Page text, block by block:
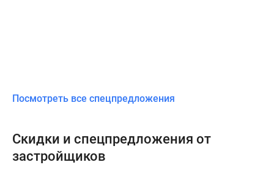
Посмотреть все спецпредложения
Скидки и спецпредложения от
застройщиков